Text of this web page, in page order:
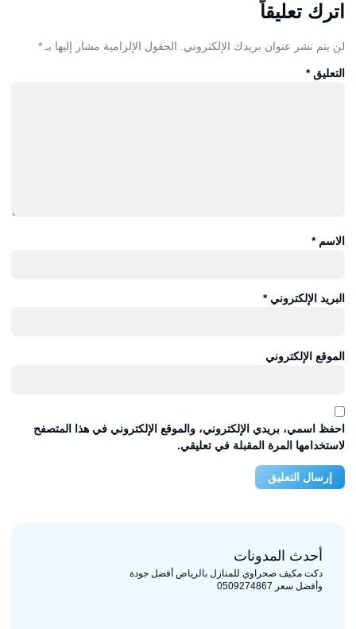
اترك تعليقاً
لن يتم نشر عنوان بريدك الإلكتروني. الحقول الإلزامية مشار إليها بـ *
التعليق*
الاسم*
البريد الإلكتروني*
الموقع الإلكتروني
احفظ اسمي، بريدي الإلكتروني، والموقع الإلكتروني في هذا المتصفح
لاستخدامها المرة المقبلة في تعليقي.
أحدث المدونات
دكت مكيف صحراوي للمنازل بالرياض أفضل جودة
وأفضل سعر 0509274867